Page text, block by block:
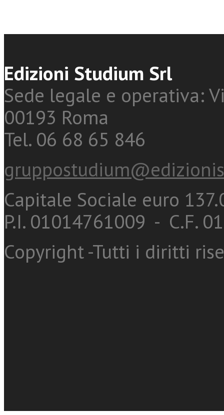
Edizioni Studium Srl
Sede legale e operativa:
00193 Roma
Tel. 06 68 65 846
Capitale Sociale euro
P.I. 01014761009 - C.F.
Copyright -Tutti i diritti